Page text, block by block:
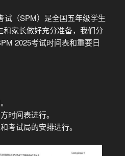
试（SPM）是全国五年级学生
家长做好充分准备，我们分
2025考试时间表和重要日
时间表进行。
考试局的安排进行。